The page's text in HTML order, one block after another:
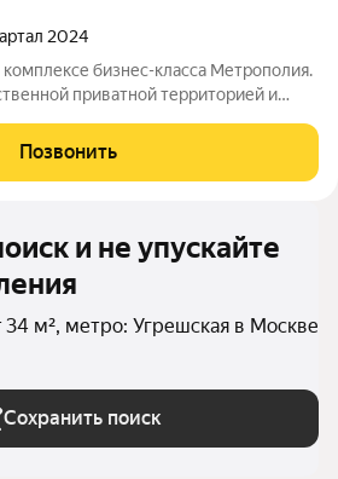
2024
бизнес-класса Метрополия.
приватной территорией и
white-box, возможность
Позвонить
и не упускайте
34 м², метро: Угрешская в Москве
Сохранить поиск